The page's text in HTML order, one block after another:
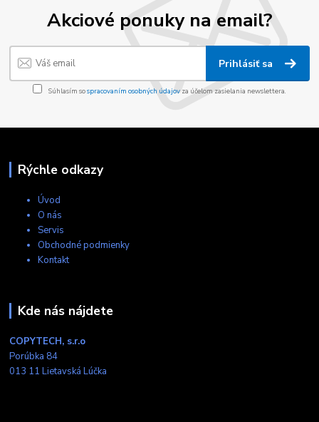
Akciové ponuky na email?
Prihlásiť sa
Súhlasím sospracovaním osobných údajov za účelom zasielania newslettera.
Rýchle odkazy
Úvod
O nás
Servis
Obchodné podmienky
Kontakt
Kde nás nájdete
COPYTECH, s.r.o
Porúbka 84
013 11 Lietavská Lúčka